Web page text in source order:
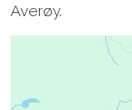
Averøy.